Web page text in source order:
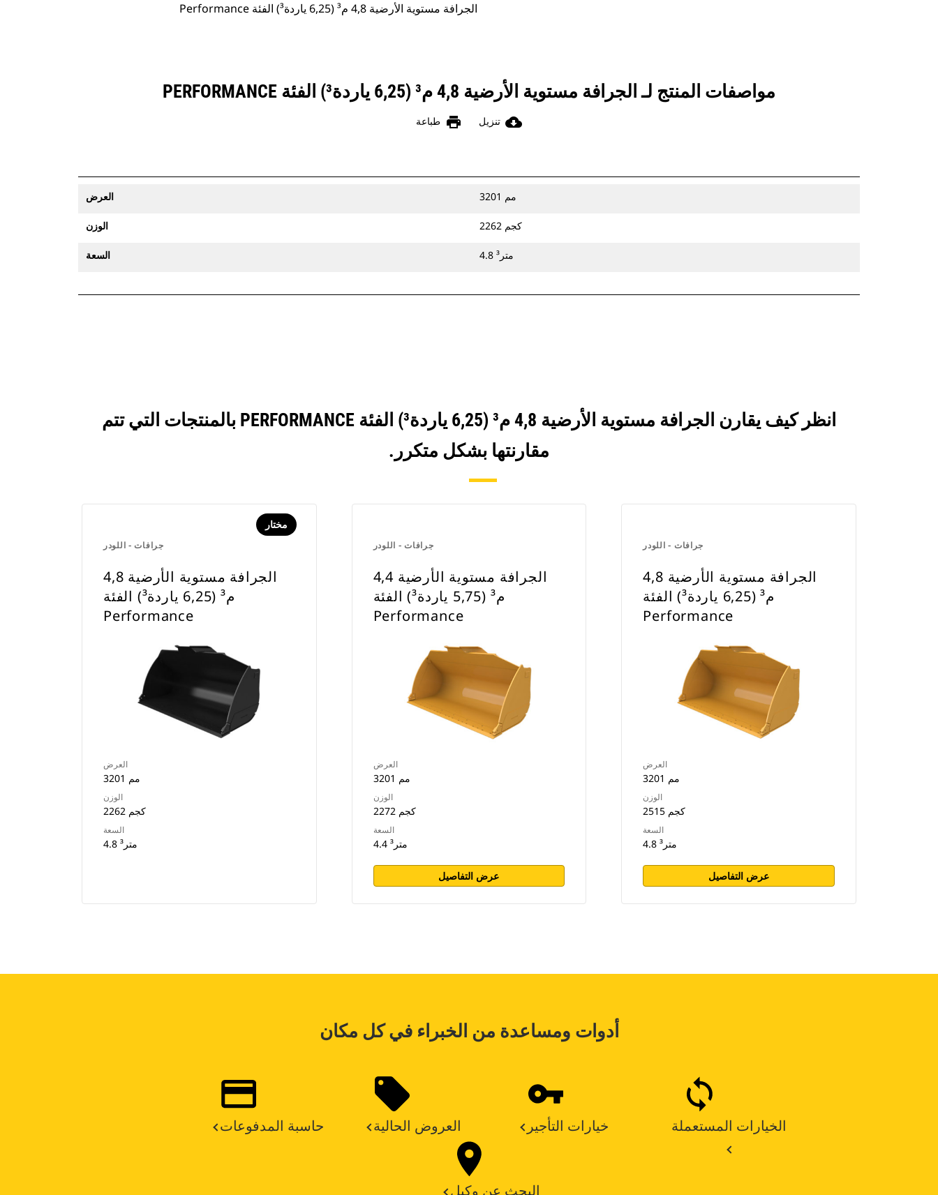
‏‫الجرافة مستوية الأرضية 4,8 م³ (6,25 ياردة³) الفئة Performance
مواصفات المنتج لـ ‏‫الجرافة مستوية الأرضية 4,8 م³ (6,25 ياردة³) الفئة PERFORMANCE
cloud_download تنزيل print طباعة
العرض 3201 مم
الوزن 2262 كجم
السعة 4.8 متر³
انظر كيف يقارن ‏‫الجرافة مستوية الأرضية 4,8 م³ (6,25 ياردة³) الفئة PERFORMANCE بالمنتجات التي تتم
مقارنتها بشكل متكرر.
جرافات - اللودر
مختار
‏‫الجرافة مستوية الأرضية 4,8
م³ (6,25 ياردة³) الفئة
Performance
العرض
3201 مم
الوزن
2262 كجم
السعة
4.8 متر³
جرافات - اللودر
‏‫الجرافة مستوية الأرضية 4,4
م³ (5,75 ياردة³) الفئة
Performance
العرض
3201 مم
الوزن
2272 كجم
السعة
4.4 متر³
عرض التفاصيل
جرافات - اللودر
‏‫الجرافة مستوية الأرضية 4,8
م³ (6,25 ياردة³) الفئة
Performance
العرض
3201 مم
الوزن
2515 كجم
السعة
4.8 متر³
عرض التفاصيل
أدوات ومساعدة من الخبراء في كل مكان
حاسبة المدفوعات العروض الحالية خيارات التأجير الخيارات المستعملة
البحث عن وكيل